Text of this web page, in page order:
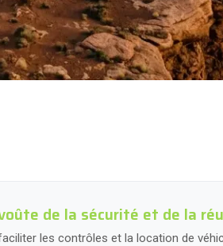
de la sécurité et de la
les contrôles et la location de